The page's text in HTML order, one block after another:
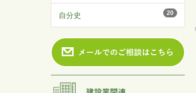
20
自分史